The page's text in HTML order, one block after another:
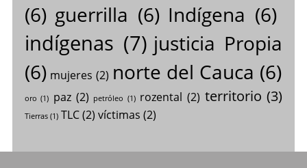
(6) guerrilla (6) Indígena (6)
indígenas (7) justicia Propia
(6) mujeres (2) norte del Cauca (6)
oro (1) paz (2) petróleo (1) rozental (2) territorio (3)
Tierras(1) TLC(2) víctimas (2)